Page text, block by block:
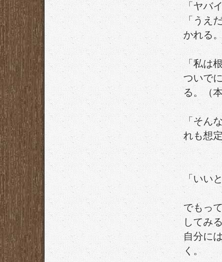
「ヤバ
「うえ
かれる
「私は
ついで
る。（
「そん
れも想
「いい
でもっ
してみ
自分に
く。